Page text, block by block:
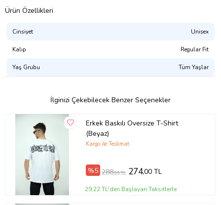
Ürün Özellikleri
Cinsiyet Unisex
Kalıp Regular Fit
Yaş Grubu Tüm Yaşlar
İlginizi Çekebilecek Benzer Seçenekler
Erkek Baskılı Oversize T-Shirt
(Beyaz)
Kargo ile Teslimat
%5 288,99 TL 274,00 TL
29,22 TL'den Başlayan Taksitlerle